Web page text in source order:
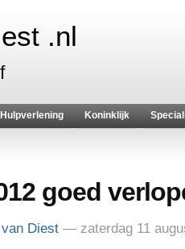
.nl
Hulpverlening Koninklijk
goed
Diest — zaterdag 11